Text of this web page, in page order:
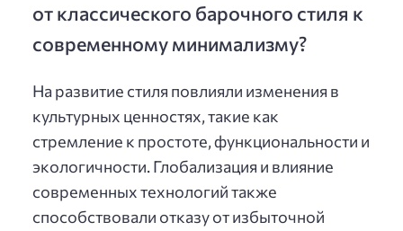
от классического барочного стиля к
современному минимализму?
На развитие стиля повлияли изменения в
культурных ценностях, такие как
стремление к простоте, функциональности и
экологичности. Глобализация и влияние
современных технологий также
способствовали отказу от избыточной